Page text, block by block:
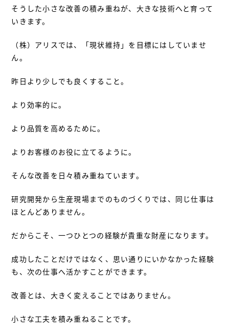
そうした小さな改善の積み重ねが、大きな技術へと育って
いきます。
（株）アリスでは、「現状維持」を目標にはしていませ
ん。
昨日より少しでも良くすること。
より効率的に。
より品質を高めるために。
よりお客様のお役に立てるように。
そんな改善を日々積み重ねています。
研究開発から生産現場までのものづくりでは、同じ仕事は
ほとんどありません。
だからこそ、一つひとつの経験が貴重な財産になります。
成功したことだけではなく、思い通りにいかなかった経験
も、次の仕事へ活かすことができます。
改善とは、大きく変えることではありません。
小さな工夫を積み重ねることです。